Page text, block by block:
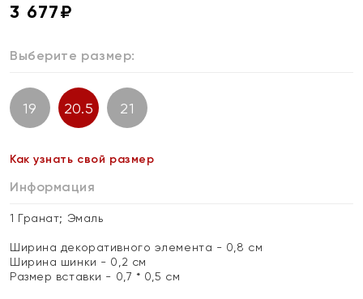
3 677₽
Выберите размер:
19 20.5 21
Как узнать свой размер
Информация
1 Гранат; Эмаль
Ширина декоративного элемента - 0,8 см
Ширина шинки - 0,2 см
Размер вставки - 0,7 * 0,5 см